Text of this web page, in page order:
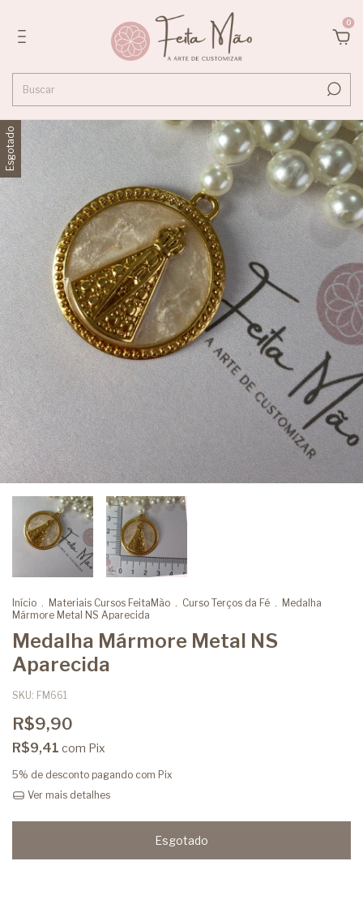
0
Esgotado
Início . Materiais Cursos FeitaMão . Curso Terços da Fé . Medalha
Mármore Metal NS Aparecida
Medalha Mármore Metal NS
Aparecida
SKU: FM661
R$9,90
R$9,41 com Pix
5% de desconto pagando com Pix
Ver mais detalhes